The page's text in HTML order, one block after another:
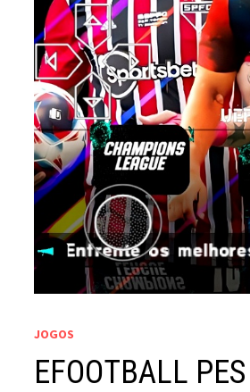
JOGOS
EFOOTBALL